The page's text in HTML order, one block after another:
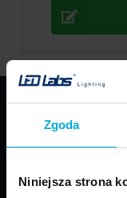
Zgoda
Niniejsza strona
Zasilacze